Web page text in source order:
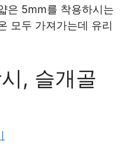
은 5mm를 착용하시는
모두 가져가는데 유리
, 슬개골